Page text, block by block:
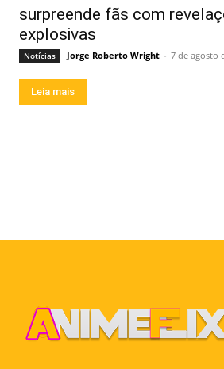
surpreende fãs com
explosivas
Notícias Jorge Roberto Wright - 7 de agosto
Leia mais